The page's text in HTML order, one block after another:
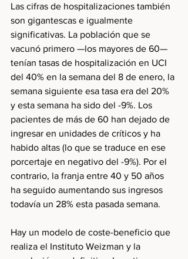
Las cifras de hospitalizaciones también
son gigantescas e igualmente
significativas. La población que se
vacunó primero —los mayores de 60—
tenían tasas de hospitalización en UCI
del 40% en la semana del 8 de enero, la
semana siguiente esa tasa era del 20%
y esta semana ha sido del -9%. Los
pacientes de más de 60 han dejado de
ingresar en unidades de críticos y ha
habido altas (lo que se traduce en ese
porcertaje en negativo del -9%). Por el
contrario, la franja entre 40 y 50 años
ha seguido aumentando sus ingresos
todavía un 28% esta pasada semana.
Hay un modelo de coste-beneficio que
realiza el Instituto Weizman y la